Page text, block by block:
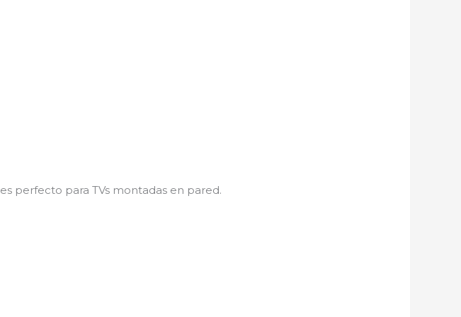
es perfecto para TVs montadas en pared.